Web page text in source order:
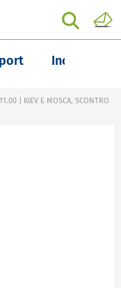
Inchieste
| KIEV E MOSCA, SCONTRO